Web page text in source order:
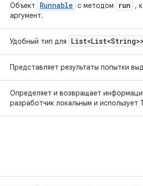
Объект Runnable с методом run
,
аргумент.
Удобный тип для List<List<String>>
Представляет результаты попытки
Определяет и возвращает
разработчик локальным и использует